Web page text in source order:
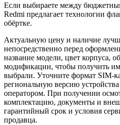
Если выбираете между
Redmi предлагает технологии
обёртке.
Актуальную цену и наличие
непосредственно перед
название модели, цвет корпуса,
модификации, чтобы получить
выбрали. Уточните формат SIM-
региональную версию
оператором. При получении
комплектацию, документы и
гарантийный срок и условия
продавца.